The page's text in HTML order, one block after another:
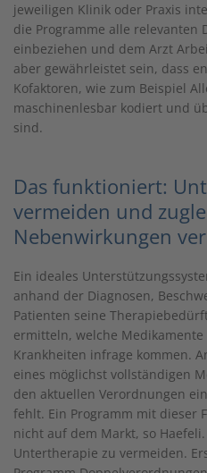
jeweiligen Klinik oder Praxis
die Programme alle relevanten
einbeziehen und dem Arzt
aber gewährleistet sein, dass
Kofaktoren, wie zum Beispiel
maschinenlesbar kodiert und
sind.
Das funktioniert:
vermeiden und
Nebenwirkungen
Ein ideales
anhand der Diagnosen,
Patienten seine
ermitteln, welche
Krankheiten infrage kommen.
eines möglichst vollständigen
den aktuellen Verordnungen
fehlt. Ein Programm mit dieser
nicht auf dem Markt, so
Untertherapie zu vermeiden.